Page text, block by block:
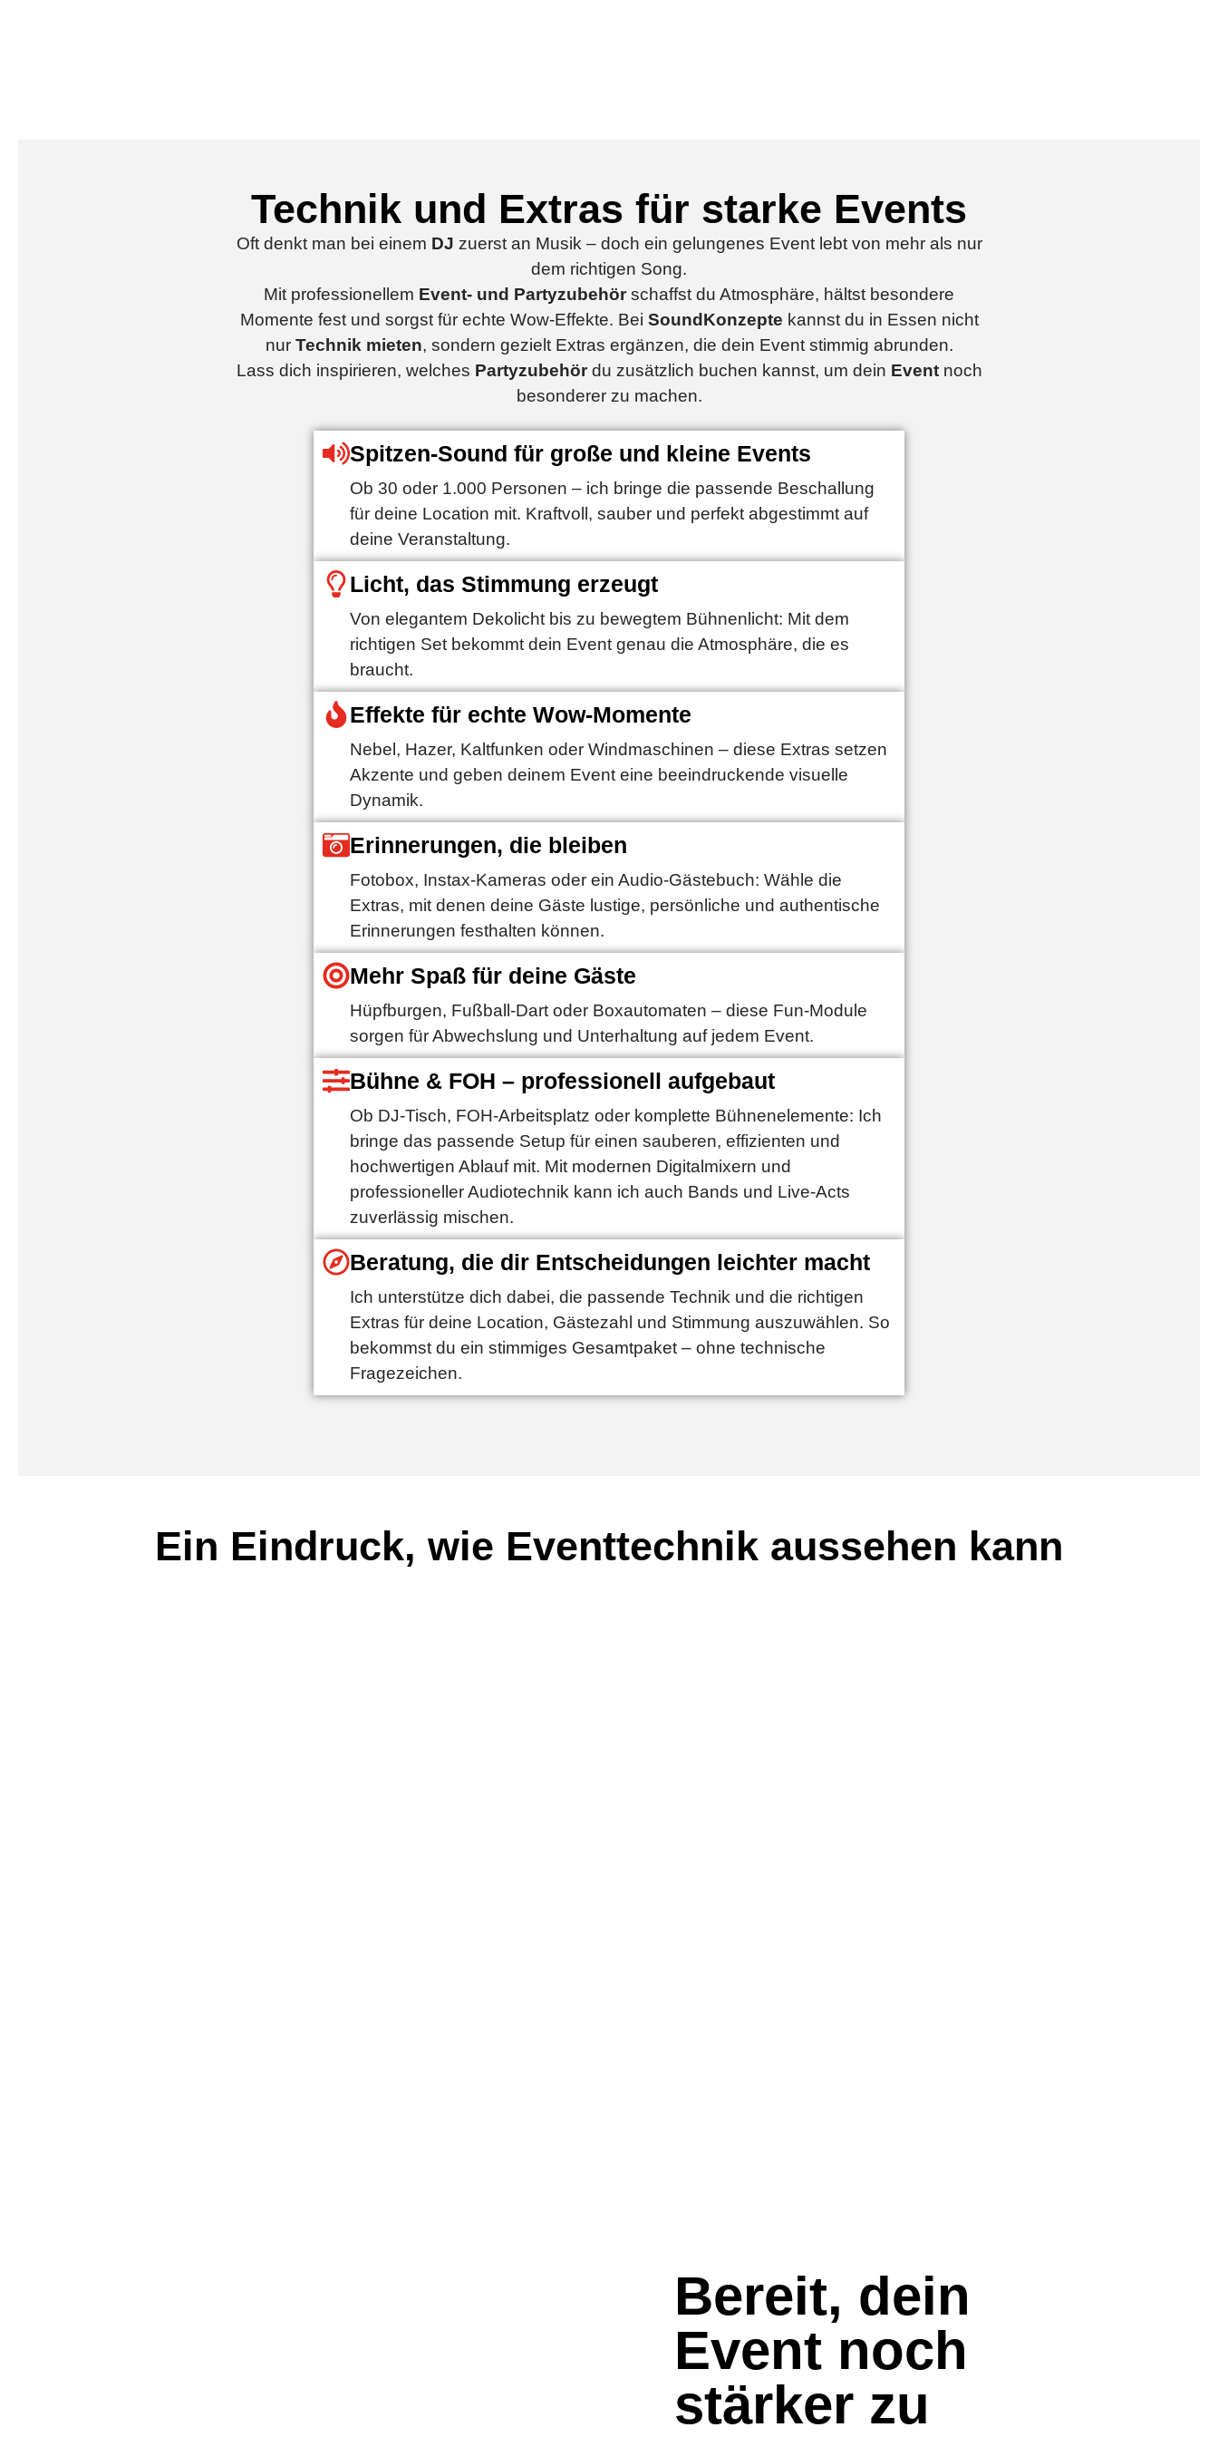
Technik und Extras für starke Events
Oft denkt man bei einem DJ zuerst an Musik – doch ein gelungenes Event lebt von mehr als nur
dem richtigen Song.
Mit professionellem Event- und Partyzubehör schaffst du Atmosphäre, hältst besondere
Momente fest und sorgst für echte Wow-Effekte. Bei SoundKonzepte kannst du in Essen nicht
nur Technik mieten, sondern gezielt Extras ergänzen, die dein Event stimmig abrunden.
Lass dich inspirieren, welches Partyzubehördu zusätzlich buchen kannst, um dein Eventnoch
besonderer zu machen.
Spitzen-Sound für große und kleine Events
Ob 30 oder 1.000 Personen – ich bringe die passende Beschallung
für deine Location mit. Kraftvoll, sauber und perfekt abgestimmt auf
deine Veranstaltung.
Licht, das Stimmung erzeugt
Von elegantem Dekolicht bis zu bewegtem Bühnenlicht: Mit dem
richtigen Set bekommt dein Event genau die Atmosphäre, die es
braucht.
Effekte für echte Wow-Momente
Nebel, Hazer, Kaltfunken oder Windmaschinen – diese Extras setzen
Akzente und geben deinem Event eine beeindruckende visuelle
Dynamik.
Erinnerungen, die bleiben
Fotobox, Instax-Kameras oder ein Audio-Gästebuch: Wähle die
Extras, mit denen deine Gäste lustige, persönliche und authentische
Erinnerungen festhalten können.
Mehr Spaß für deine Gäste
Hüpfburgen, Fußball-Dart oder Boxautomaten – diese Fun-Module
sorgen für Abwechslung und Unterhaltung auf jedem Event.
Bühne & FOH – professionell aufgebaut
Ob DJ-Tisch, FOH-Arbeitsplatz oder komplette Bühnenelemente: Ich
bringe das passende Setup für einen sauberen, effizienten und
hochwertigen Ablauf mit. Mit modernen Digitalmixern und
professioneller Audiotechnik kann ich auch Bands und Live-Acts
zuverlässig mischen.
Beratung, die dir Entscheidungen leichter macht
Ich unterstütze dich dabei, die passende Technik und die richtigen
Extras für deine Location, Gästezahl und Stimmung auszuwählen. So
bekommst du ein stimmiges Gesamtpaket – ohne technische
Fragezeichen.
Ein Eindruck, wie Eventtechnik aussehen kann
Bereit, dein
Event noch
stärker zu